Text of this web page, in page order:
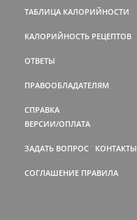
ТАБЛИЦА КАЛОРИЙНОСТИ
КАЛОРИЙНОСТЬ РЕЦЕПТОВ
ОТВЕТЫ
ПРАВООБЛАДАТЕЛЯМ
СПРАВКА
ВЕРСИИ/ОПЛАТА
ЗАДАТЬ ВОПРОС КОНТАКТЫ
СОГЛАШЕНИЕ ПРАВИЛА